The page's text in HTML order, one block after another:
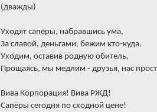
(дважды)
Уходят сапёры, набравшись ума,
За славой, деньгами, бежим кто-куда.
Уходим, оставив родную обитель,
Прощаясь, мы медлим - друзья, нас
Вива Корпорация! Вива РЖД!
Сапёры сегодня по сходной цене!